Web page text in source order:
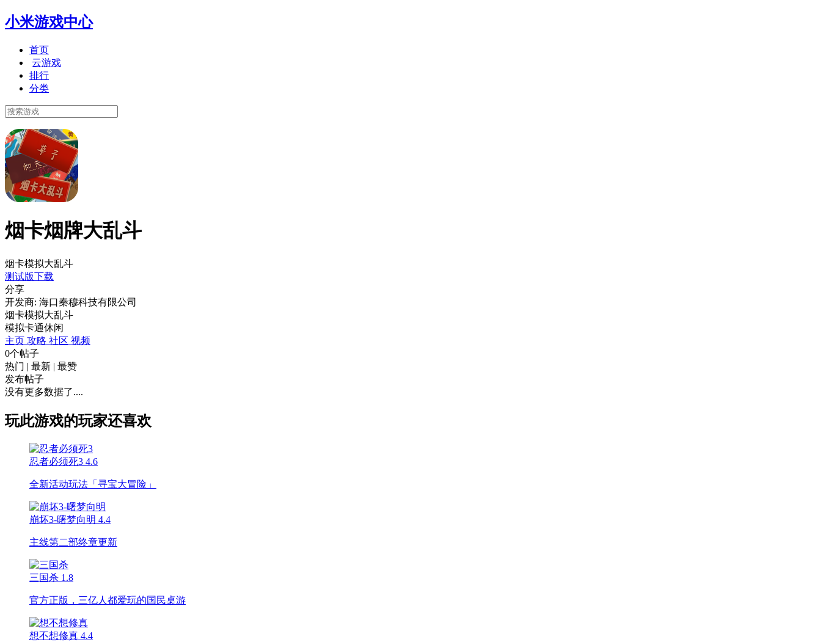
小米游戏中心
首页
云游戏
排行
分类
烟卡烟牌大乱斗
烟卡模拟大乱斗
测试版下载
分享
开发商: 海口秦穆科技有限公司
烟卡模拟大乱斗
模拟卡通休闲
主页 攻略 社区 视频
0个帖子
热门 | 最新 | 最赞
发布帖子
没有更多数据了....
玩此游戏的玩家还喜欢
忍者必须死3 4.6
全新活动玩法「寻宝大冒险」
崩坏3-曙梦向明 4.4
主线第二部终章更新
三国杀 1.8
官方正版，三亿人都爱玩的国民桌游
想不想修真 4.4